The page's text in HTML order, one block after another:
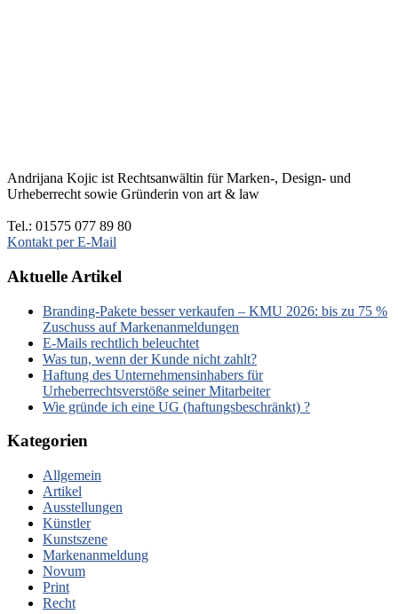
Andrijana Kojic ist Rechtsanwältin für Marken-, Design- und
Urheberrecht sowie Gründerin von art & law
Tel.: 01575 077 89 80
Kontakt per E-Mail
Aktuelle Artikel
Branding-Pakete besser verkaufen – KMU 2026: bis zu 75 %
Zuschuss auf Markenanmeldungen
E-Mails rechtlich beleuchtet
Was tun, wenn der Kunde nicht zahlt?
Haftung des Unternehmensinhabers für
Urheberrechtsverstöße seiner Mitarbeiter
Wie gründe ich eine UG (haftungsbeschränkt) ?
Kategorien
Allgemein
Artikel
Ausstellungen
Künstler
Kunstszene
Markenanmeldung
Novum
Print
Recht